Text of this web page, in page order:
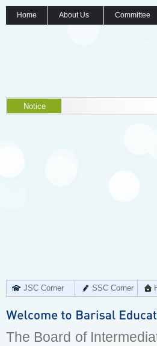
Home About Us Committee
Notice
JSC Corner SSC Corner
The Board of